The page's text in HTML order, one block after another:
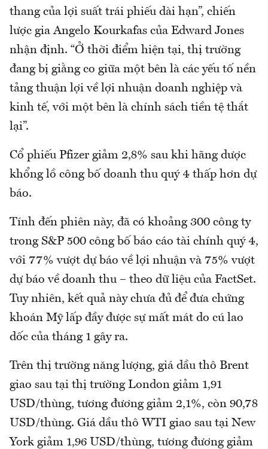
thang của lợi suất trái phiếu dài hạn”, chiến
lược gia Angelo Kourkafas của Edward Jones
nhận định. “Ở thời điểm hiện tại, thị trường
đang bị giằng co giữa một bên là các yếu tố nền
tảng thuận lợi về lợi nhuận doanh nghiệp và
kinh tế, với một bên là chính sách tiền tệ thắt
lại”.
Cổ phiếu Pfizer giảm 2,8% sau khi hãng dược
khổng lồ công bố doanh thu quý 4 thấp hơn dự
báo.
Tính đến phiên này, đã có khoảng 300 công ty
trong S&P 500 công bố báo cáo tài chính quý 4,
với 77% vượt dự báo về lợi nhuận và 75% vượt
dự báo về doanh thu – theo dữ liệu của FactSet.
Tuy nhiên, kết quả này chưa đủ để đưa chứng
khoán Mỹ lấp đầy được sự mất mát do cú lao
dốc của tháng 1 gây ra.
Trên thị trường năng lượng, giá dầu thô Brent
giao sau tại thị trường London giảm 1,91
USD/thùng, tương đương giảm 2,1%, còn 90,78
USD/thùng. Giá dầu thô WTI giao sau tại New
York giảm 1,96 USD/thùng, tương đương giảm